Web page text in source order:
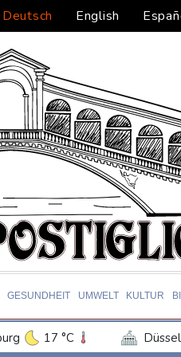
Deutsch English
GESUNDHEIT UMWELT KULTUR
17 °C